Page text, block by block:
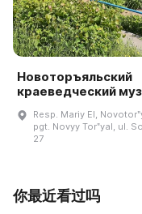
Новоторъяльский
краеведческий
Resp. Mariy El,
pgt. Novyy Torʺyal, ul.
27
你最近看过吗